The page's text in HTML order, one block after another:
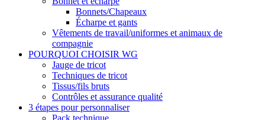
Bonnets/Chapeaux
Écharpe et gants
Vêtements de travail/uniformes et animaux de
compagnie
POURQUOI CHOISIR WG
Jauge de tricot
Techniques de tricot
Tissus/fils bruts
Contrôles et assurance qualité
3 étapes pour personnaliser
Pack technique